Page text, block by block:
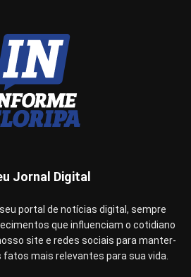
Jornal Digital
portal de notícias digital, sempre
que influenciam o cotidiano
site e redes sociais para manter-
mais relevantes para sua vida.